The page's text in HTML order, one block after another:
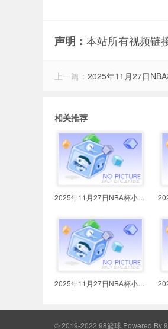
声明： 本站所有视频链
上一篇： 2025年11月27日
相关推荐
2025年11月27日NBA杯小组赛 火箭vs
2025年11月27日NBA杯小组赛 雄鹿vs
© 2019-2022 98篮球 Powered By